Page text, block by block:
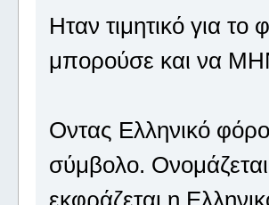
Ηταν τιμητικό για
μπορούσε και να
Οντας Ελληνικό
σύμβολο.
εκφράζεται η